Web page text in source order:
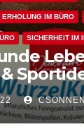
IM BÜRO
SICHERHEIT IM
– für
BÜRO
FRAUEN BÜRO
IM BÜRO